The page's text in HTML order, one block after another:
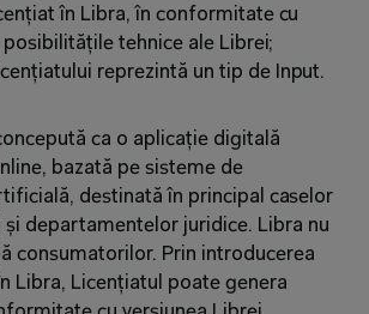
în Libra, în conformitate cu
tehnice ale Librei;
reprezintă un tip de Input.
ca o aplicație digitală
bazată pe sisteme de
destinată în principal caselor
și departamentelor juridice. Libra nu
consumatorilor. Prin introducerea
Libra, Licențiatul poate genera